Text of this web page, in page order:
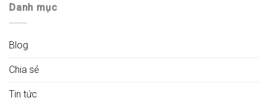
Danh mục
Blog
Chia sẻ
Tin tức